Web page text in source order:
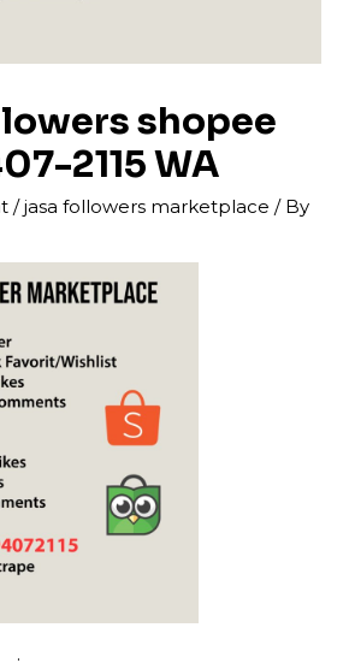
shopee
2115 WA
/jasa followers marketplace / By
.